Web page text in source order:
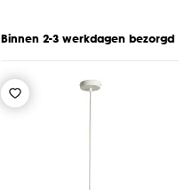
Binnen 2-3 werkdagen bezorgd